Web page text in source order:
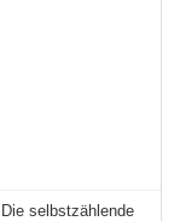
selbstzählende